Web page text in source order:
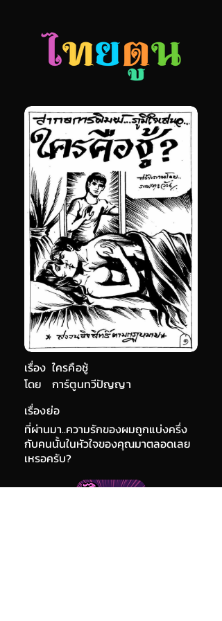
เรื่อง ใครคือชู้
การ์ตูนทวีปัญญา
โดย
เรื่องย่อ
ที่ผ่านมา..ความรักของผมถูกแบ่งครึ่ง
กับคนนั้นในหัวใจของคุณมาตลอดเลย
เหรอครับ?